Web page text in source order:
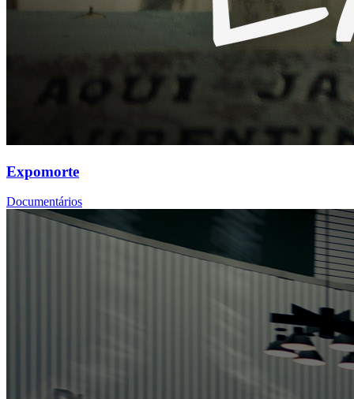
Expomorte
Documentários